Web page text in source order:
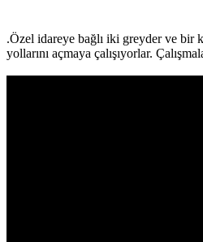
.Özel idareye bağlı iki greyder ve bir
yollarını açmaya çalışıyorlar.